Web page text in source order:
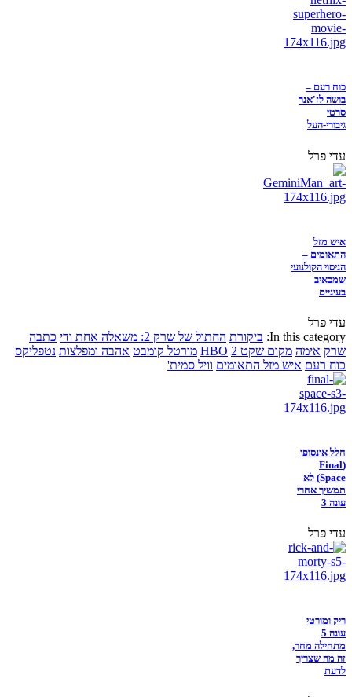
כוח רעם –
בושה לז'אנר
סרטי
גיבורי-העל
עדי פרל
איש מזל
התאומים –
הניסוי הקולנועי
שמכאיב
בעיניים
עדי פרל
In this category: ביקורת החתול של שרק 2: משאלה אחת ודי
כתבה
שרק אימה מקום שקט 2 HBO מורטל קומבט אהבה ומפלצות נטפליקס
כוח רעם איש מזל התאומים וויל סמית'
חלל אינסופי
(Final
Space) לא
תמשיך אחרי
עונה 3
עדי פרל
ריק ומורטי
עונה 5
מתחילה מחר,
זה מה שצריך
לדעת